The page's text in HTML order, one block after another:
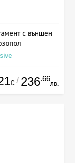
с външен
€ / 236.66
лв.